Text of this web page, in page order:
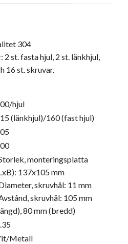
304
2 st. fasta hjul, 2 st. länkhjul,
16 st. skruvar.
hjul
(länkhjul)/160 (fast hjul)
monteringsplatta
137x105 mm
skruvhål: 11 mm
skruvhål: 105 mm
80 mm (bredd)
Metall